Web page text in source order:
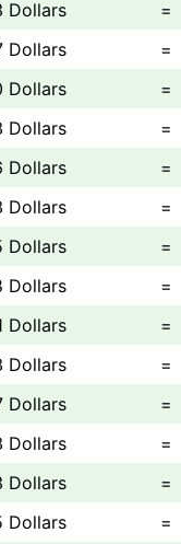
Dollars =
Dollars
=
Dollars
=
Dollars
=
Dollars
=
Dollars
=
Dollars
=
Dollars
=
Dollars
=
Dollars
=
Dollars
=
Dollars
=
Dollars
=
Dollars
=